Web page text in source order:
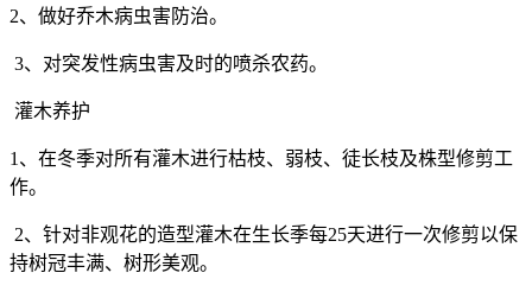
2、做好乔木病虫害防治。
3、对突发性病虫害及时的喷杀农药。
灌木养护
1 、在冬季对所有灌木进行枯枝、弱枝、徒长枝及株型修剪工
作。
2、针对非观花的造型灌木在生长季每25天进行一次修剪以保
持树冠丰满、树形美观。